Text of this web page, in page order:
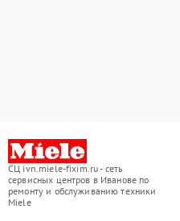
СЦ ivn.miele-fixim.ru - сеть
сервисных центров в Иванове по
ремонту и обслуживанию техники
Miele